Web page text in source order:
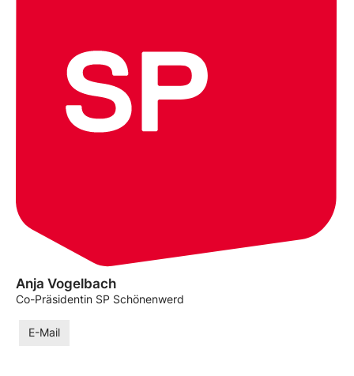
Anja Vogelbach
Co-Präsidentin SP Schönenwerd
E-Mail